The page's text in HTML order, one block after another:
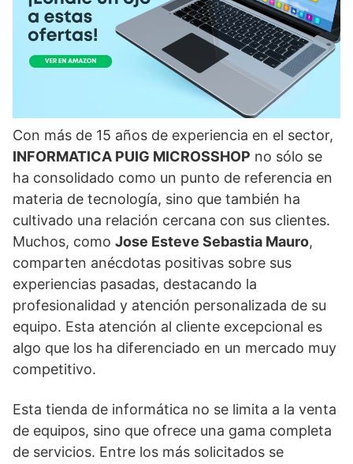
Con más de 15 años de experiencia en el sector,
INFORMATICA PUIG MICROSSHOP no sólo se
ha consolidado como un punto de referencia en
materia de tecnología, sino que también ha
cultivado una relación cercana con sus clientes.
Muchos, como Jose Esteve Sebastia Mauro,
comparten anécdotas positivas sobre sus
experiencias pasadas, destacando la
profesionalidad y atención personalizada de su
equipo. Esta atención al cliente excepcional es
algo que los ha diferenciado en un mercado muy
competitivo.
Esta tienda de informática no se limita a la venta
de equipos, sino que ofrece una gama completa
de servicios. Entre los más solicitados se